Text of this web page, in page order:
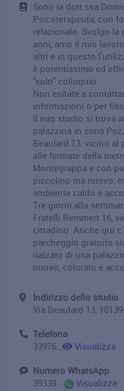
Sono la dott.ssa
Psicoterapeuta, con
relazionale. Svolgo la
anni, amo il mio
altri e in questo
è potentissimo ed
"solo" colloquio.
Non esitate a
informazioni o per
Il mio studio si trova
palazzina in zona
Beaulard 13, vicino al
alle fermate della
Montegrappa e con
piccolino ma nuovo,
ambiente caldo e
Tre giorni alla
Fratelli Remmert 16,
cittadino. Anche qui
parcheggio gratuito
rialzato di una
nuovo, colorato e
Indirizzo dello studio
Via Beaulard 13,
Telefono
3397668650
Visualizza
Numero WhatsApp
393397668650
Visualizza